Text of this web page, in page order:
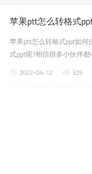
苹果ptt怎么转格式
苹果ptt怎么转格式ppt如何
式ppt呢?相信很多小伙伴
会遇到苹果ptt怎么转格式
2022-04-12 329